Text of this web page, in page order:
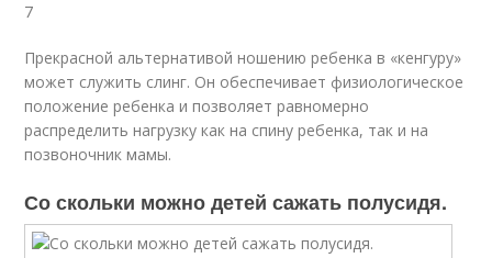
7
Прекрасной альтернативой ношению ребенка в «кенгуру»
может служить слинг. Он обеспечивает физиологическое
положение ребенка и позволяет равномерно
распределить нагрузку как на спину ребенка, так и на
позвоночник мамы.
Со скольки можно детей сажать полусидя.